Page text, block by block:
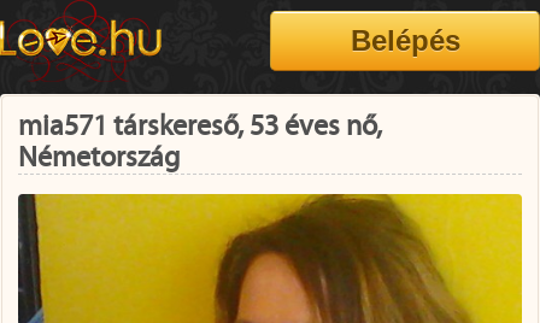
mia571 társkereső, 53 éves nő,
Németország